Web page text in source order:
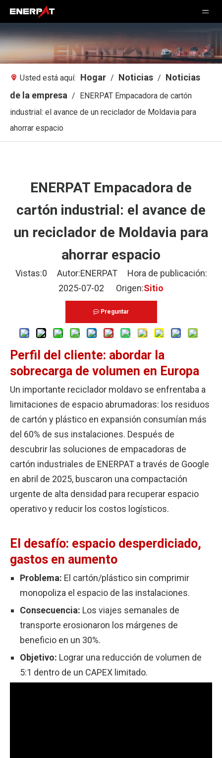
Usted está aquí: Hogar / Noticias / Noticias
de la empresa / ENERPAT Empacadora de cartón
industrial: el avance de un reciclador de Moldavia para
ahorrar espacio
ENERPAT Empacadora de
cartón industrial: el avance de
un reciclador de Moldavia para
ahorrar espacio
Vistas:0 Autor:ENERPAT Hora de publicación:
2025-07-02 Origen:Sitio
Preguntar
Perfil del cliente: abordar la
sobrecarga de volumen en Europa
Un importante reciclador moldavo se enfrentaba a
limitaciones de espacio abrumadoras: los residuos
de cartón y plástico en expansión consumían más
del 60% de sus instalaciones. Después de
descubrir las soluciones de empacadoras de
cartón industriales de ENERPAT a través de Google
en abril de 2025, buscaron una compactación
urgente de alta densidad para recuperar espacio
operativo y reducir los costos logísticos.
El desafío: espacio desperdiciado,
gastos en aumento
Problema: El cartón/plástico sin comprimir
monopoliza el espacio de las instalaciones.
Consecuencia: Los viajes semanales de
transporte erosionaron los márgenes de
beneficio en un 30%.
Objetivo: Lograr una reducción de volumen de
5:1 dentro de un CAPEX limitado.